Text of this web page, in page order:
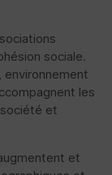
sociale.
les
et
et